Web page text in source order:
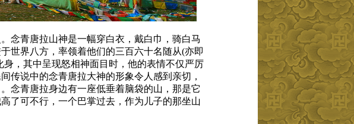
青唐拉山神是一幅穿白衣，戴白巾，骑白马
世界八方，率领着他们的三百六十名随从(亦即
，其中呈现怒相神面目时，他的表情不仅严厉
传说中的念青唐拉大神的形象令人感到亲切，
念青唐拉身边有一座低垂着脑袋的山，那是它
了可不行，一个巴掌过去，作为儿子的那坐山